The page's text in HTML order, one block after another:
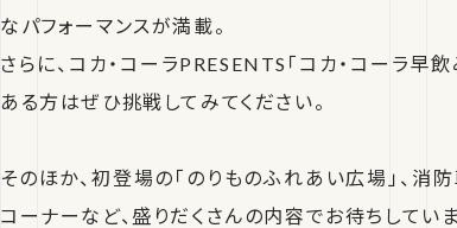
なパフォーマンスが満載。
さらに、コカ・コーラPRESENTS「コカ・コーラ早
ある方はぜひ挑戦してみてください。
そのほか、初登場の「のりものふれあい広場」、
コーナーなど、盛りだくさんの内容でお待ちしていま